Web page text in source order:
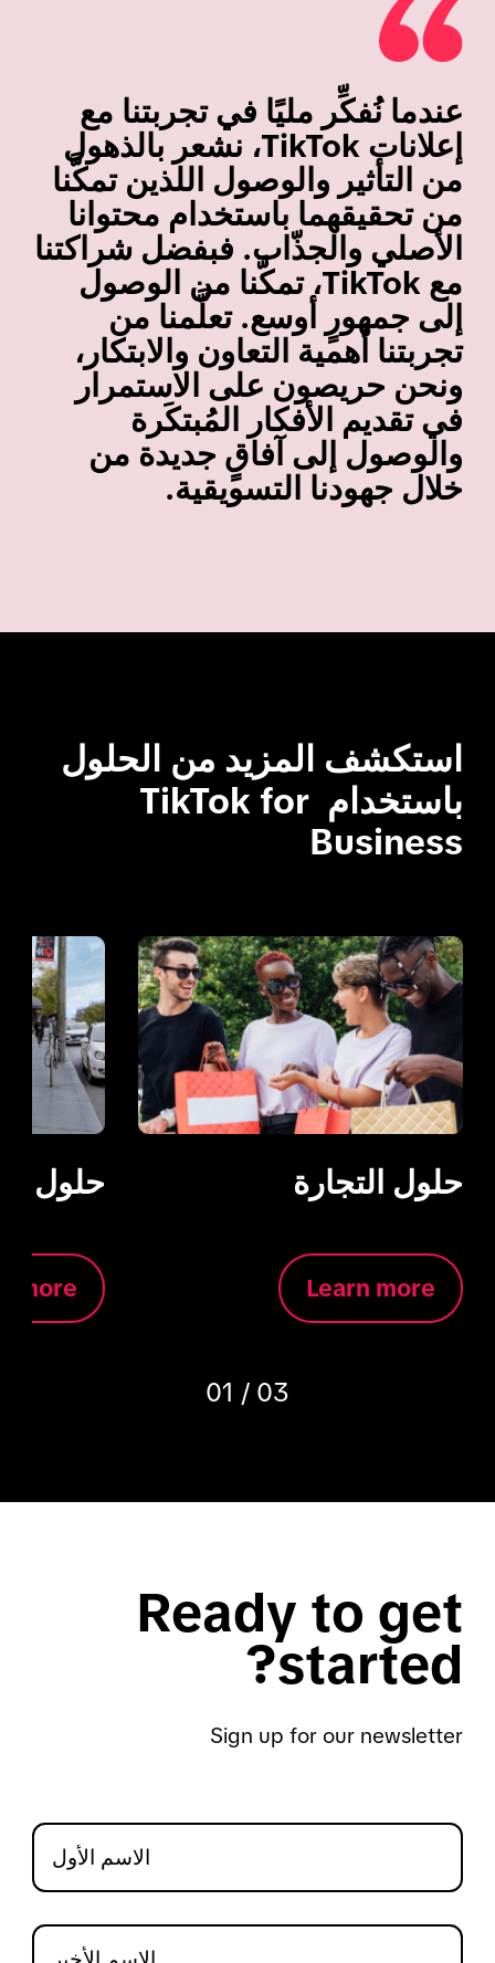
عندما نُفكِّر مليًا في تجربتنا مع
إعلانات TikTok، نشعر بالذهول
من التأثير والوصول اللذين تمكَّنا
من تحقيقهما باستخدام محتوانا
الأصلي والجذّاب. فبفضل شراكتنا
مع TikTok، تمكَّنا من الوصول
إلى جمهورٍ أوسع. تعلَّمنا من
تجربتنا أهمية التعاون والابتكار،
ونحن حريصون على الاستمرار
في تقديم الأفكار المُبتكَرة
والوصول إلى آفاقٍ جديدة من
خلال جهودنا التسويقية.
باستخدام TikTok for
Business
حلول التجارة
Learn more
حلول
more
01 / 03
Ready to get
started?
Sign up for our newsletter